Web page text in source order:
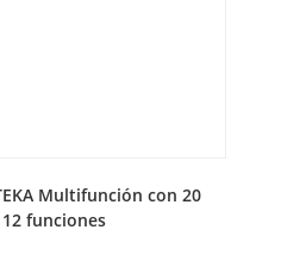
Multifunción con 20
funciones